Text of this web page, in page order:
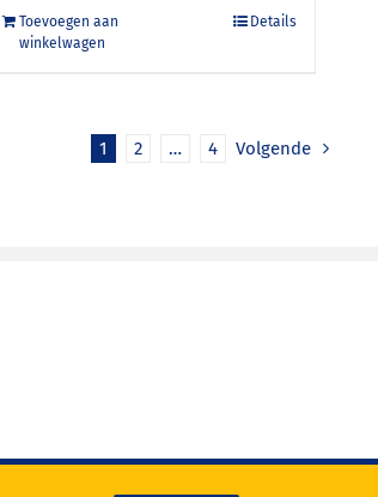
Toevoegen aan
winkelwagen
Details
1 2 … 4 Volgende